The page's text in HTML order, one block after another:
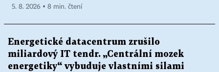
5. 8. 2026 ▪ 8 min. čtení
Energetické datacentrum zrušilo
miliardový IT tendr. „Centrální mozek
energetiky“ vybuduje vlastními silami